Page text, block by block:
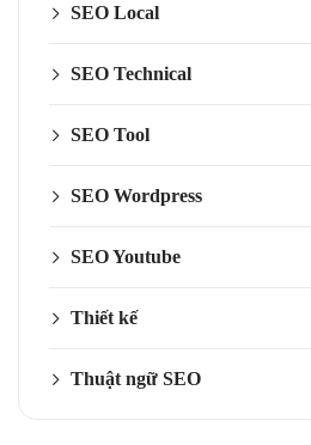
SEO Local
SEO Technical
SEO Tool
SEO Wordpress
SEO Youtube
Thiết kế
Thuật ngữ SEO